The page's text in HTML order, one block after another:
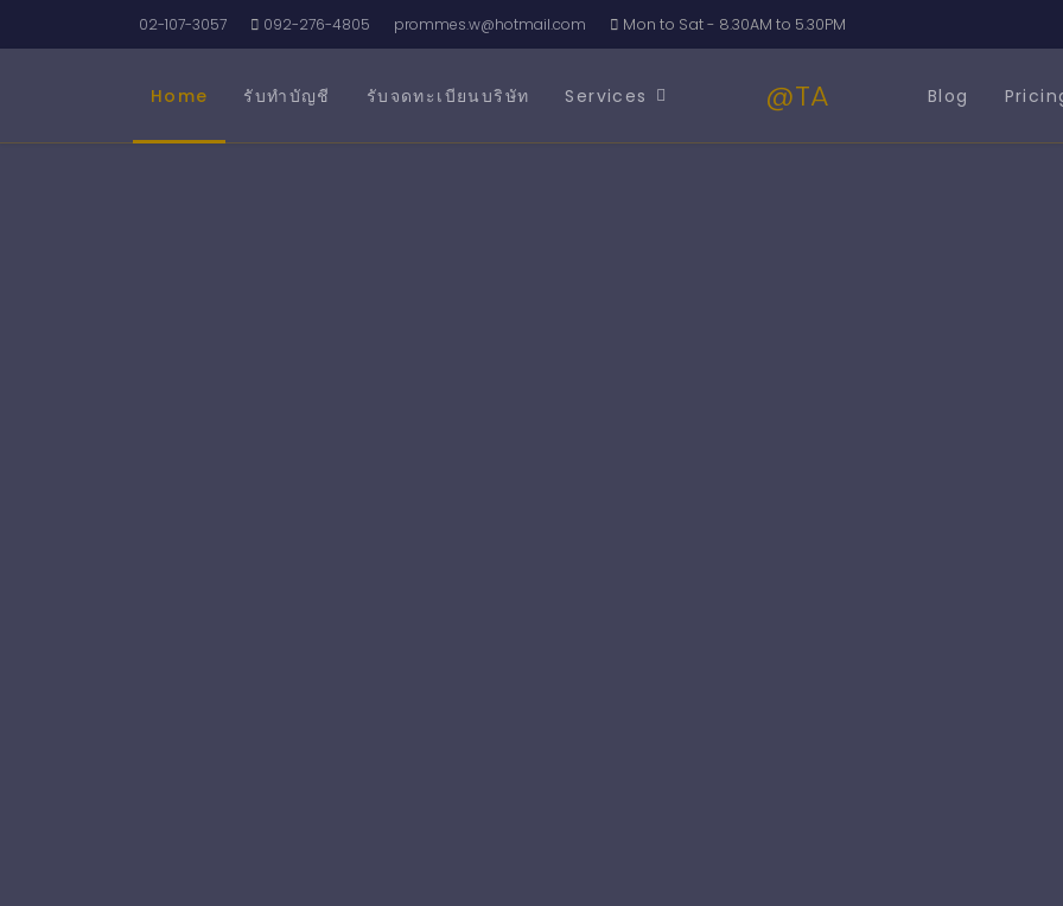
02-107-3057 092-276-4805 prommes.w@hotmail.com Mon to Sat - 8.30AM to 5.30PM
Home รับทำบัญชี รับจดทะเบียนบริษัท Services @TA Blog